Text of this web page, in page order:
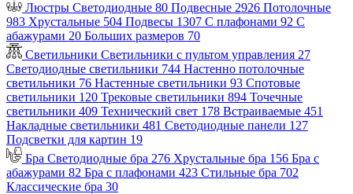
Люстры Светодиодные 80 Подвесные 2926 Потолочные
983 Хрустальные 504 Подвесы 1307 С плафонами 92 С
абажурами 20 Больших размеров 70
Светильники Светильники с пультом управления 27
Светодиодные светильники 744 Настенно потолочные
светильники 76 Настенные светильники 93 Спотовые
светильники 120 Трековые светильники 894 Точечные
светильники 409 Технический свет 178 Встраиваемые 451
Накладные светильники 481 Светодиодные панели 127
Подсветки для картин 19
Бра Светодиодные бра 276 Хрустальные бра 156 Бра с
абажурами 82 Бра с плафонами 423 Стильные бра 702
Классические бра 30